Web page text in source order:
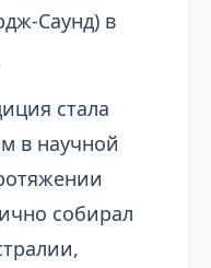
Саунд) в
стала
в научной
собирал